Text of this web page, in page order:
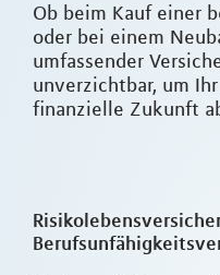
Ob beim Kauf einer
oder bei einem
umfassender
unverzichtbar, um
finanzielle Zukunft